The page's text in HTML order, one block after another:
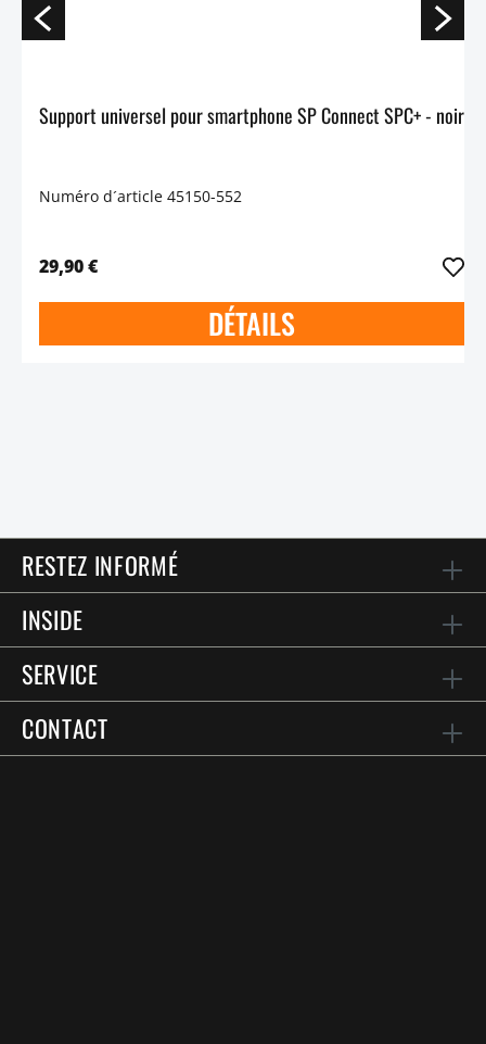
Support universel pour smartphone SP Connect SPC+ - noir
Numéro d´article 45150-552
29,90 €
DÉTAILS
RESTEZ INFORMÉ
INSIDE
SERVICE
CONTACT